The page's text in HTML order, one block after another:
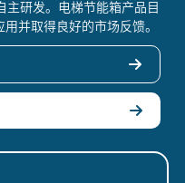
主研发。电梯节能箱产品目
并取得良好的市场反馈。